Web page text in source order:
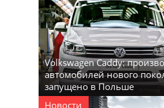
Volkswagen Caddy:
автомобилей нового
запущено в Польше
Новости